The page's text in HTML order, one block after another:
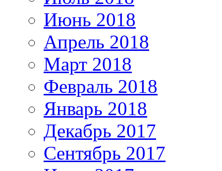
Июнь 2018
Апрель 2018
Март 2018
Февраль 2018
Январь 2018
Декабрь 2017
Сентябрь 2017